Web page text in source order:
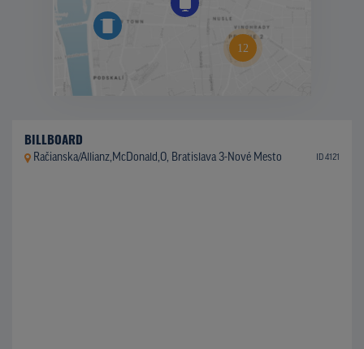
BILLBOARD
Račianska/Allianz,McDonald,O, Bratislava 3-Nové Mesto ID 4121